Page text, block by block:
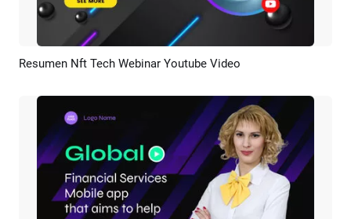
Previsualizar Crear IA
Resumen Nft Tech Webinar Youtube Video